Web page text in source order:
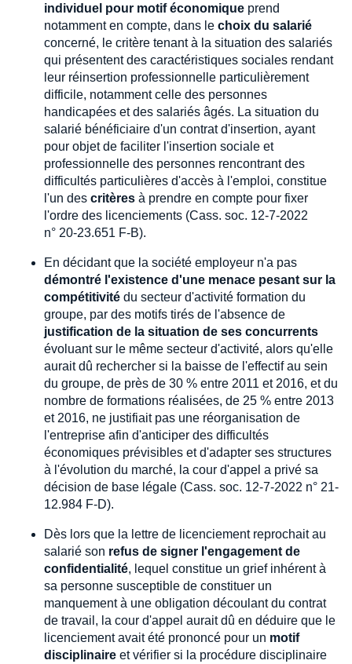
individuel pour motif économique prend
notamment en compte, dans le choix du salarié
concerné, le critère tenant à la situation des salariés
qui présentent des caractéristiques sociales rendant
leur réinsertion professionnelle particulièrement
difficile, notamment celle des personnes
handicapées et des salariés âgés. La situation du
salarié bénéficiaire d'un contrat d'insertion, ayant
pour objet de faciliter l'insertion sociale et
professionnelle des personnes rencontrant des
difficultés particulières d'accès à l'emploi, constitue
l'un des critères à prendre en compte pour fixer
l'ordre des licenciements (Cass. soc. 12-7-2022
n° 20-23.651 F-B).
En décidant que la société employeur n'a pas
démontré l'existence d'une menace pesant sur la
compétitivité du secteur d'activité formation du
groupe, par des motifs tirés de l'absence de
justification de la situation de ses concurrents
évoluant sur le même secteur d'activité, alors qu'elle
aurait dû rechercher si la baisse de l'effectif au sein
du groupe, de près de 30 % entre 2011 et 2016, et du
nombre de formations réalisées, de 25 % entre 2013
et 2016, ne justifiait pas une réorganisation de
l'entreprise afin d'anticiper des difficultés
économiques prévisibles et d'adapter ses structures
à l'évolution du marché, la cour d'appel a privé sa
décision de base légale (Cass. soc. 12-7-2022 n° 21-
12.984 F-D).
Dès lors que la lettre de licenciement reprochait au
salarié son refus de signer l'engagement de
confidentialité, lequel constitue un grief inhérent à
sa personne susceptible de constituer un
manquement à une obligation découlant du contrat
de travail, la cour d'appel aurait dû en déduire que le
licenciement avait été prononcé pour un motif
disciplinaire et vérifier si la procédure disciplinaire